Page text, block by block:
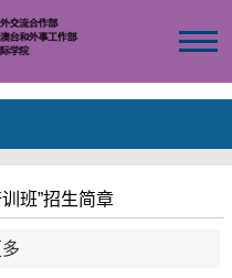
班”招生简章